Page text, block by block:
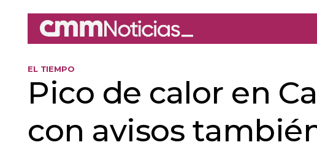
EL TIEMPO
Pico de calor en
con avisos